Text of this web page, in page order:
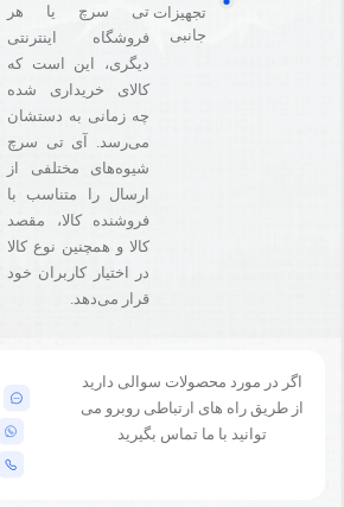
تجهیزات
جانبی
تی سرچ یا هر
فروشگاه‌ اینترنتی
دیگری، این است که
کالای خریداری شده
چه زمانی به دستشان
می‌رسد. آی تی سرچ
شیوه‌های مختلفی از
ارسال را متناسب با
فروشنده کالا،‌ مقصد
کالا و همچنین نوع کالا
در اختیار کاربران خود
قرار می‌دهد.
اگر در مورد محصولات سوالی دارید
از طریق راه های ارتباطی روبرو می
توانید با ما تماس بگیرید